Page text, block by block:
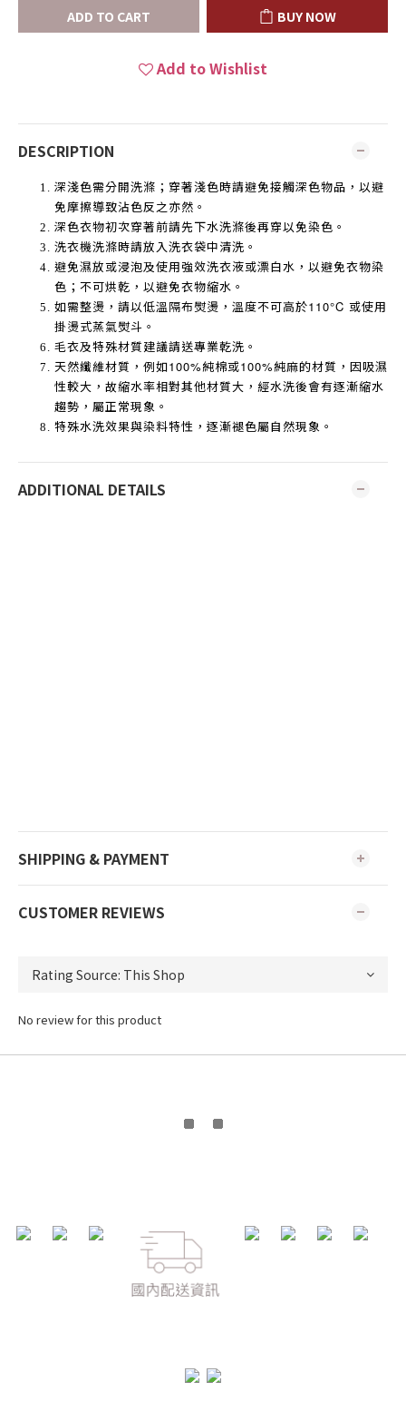
ADD TO CART BUY NOW
Add to Wishlist
DESCRIPTION
深淺色需分開洗滌；穿著淺色時請避免接觸深色物品，以避
免摩擦導致沾色反之亦然。
深色衣物初次穿著前請先下水洗滌後再穿以免染色。
洗衣機洗滌時請放入洗衣袋中清洗。
避免濕放或浸泡及使用強效洗衣液或漂白水，以避免衣物染
色；不可烘乾，以避免衣物縮水。
如需整燙，請以低溫隔布熨燙，溫度不可高於110°C 或使用
掛燙式蒸氣熨斗。
毛衣及特殊材質建議請送專業乾洗。
天然纖維材質，例如100%純棉或100%純麻的材質，因吸濕
性較大，故縮水率相對其他材質大，經水洗後會有逐漸縮水
趨勢，屬正常現象。
特殊水洗效果與染料特性，逐漸褪色屬自然現象。
ADDITIONAL DETAILS
SHIPPING & PAYMENT
CUSTOMER REVIEWS
No review for this product